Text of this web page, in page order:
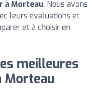
à Morteau. Nous avons
leurs évaluations et
et à choisir en
meilleures
Morteau